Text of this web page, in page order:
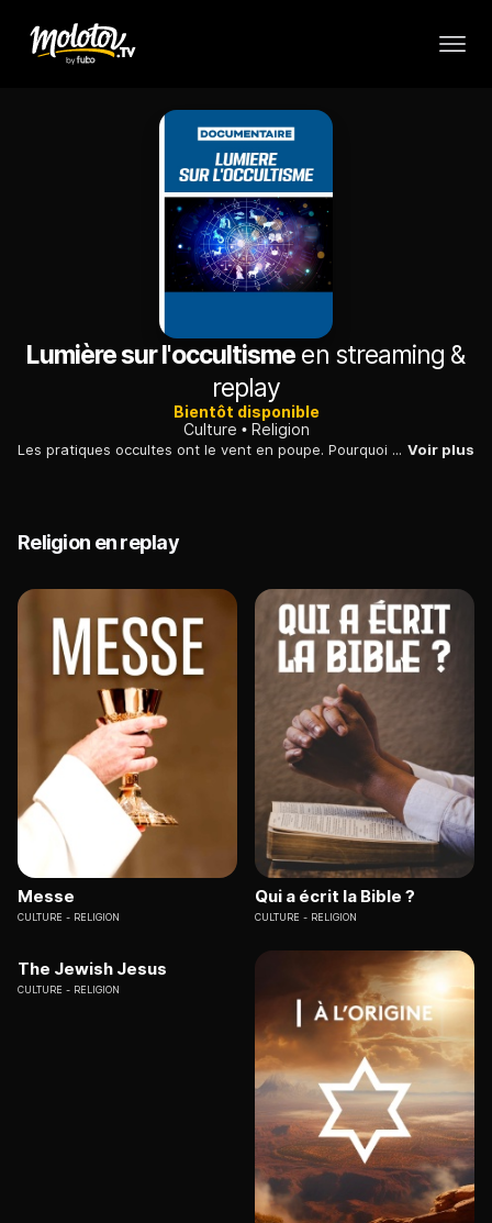
Lumière sur l'occultisme en streaming &
replay
Bientôt disponible
Culture
Religion
Les pratiques occultes ont le vent en poupe. Pourquoi un tel succès et pour quelles raisons l'Église met-elle en garde contre ces pratiques ? Voir plus
Religion en replay
Messe
CULTURE RELIGION
Qui a écrit la Bible ?
CULTURE RELIGION
The Jewish Jesus
CULTURE RELIGION